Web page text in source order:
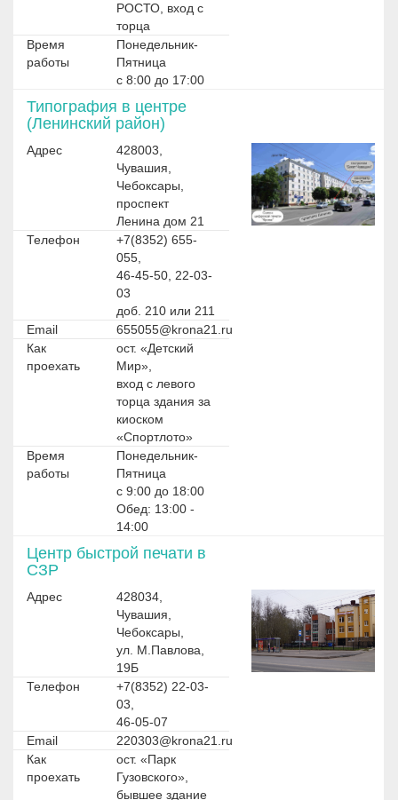
РОСТО, вход с
торца
Время
работы
Понедельник-
Пятница
с 8:00 до 17:00
Типография в центре
(Ленинский район)
Адрес
428003,
Чувашия,
Чебоксары,
проспект
Ленина дом 21
Телефон
+7(8352) 655-
055,
46-45-50, 22-03-
03
доб. 210 или 211
Email
655055@krona21.ru
Как
проехать
ост. «Детский
Мир»,
вход с левого
торца здания за
киоском
«Спортлото»
Время
работы
Понедельник-
Пятница
с 9:00 до 18:00
Обед: 13:00 -
14:00
Центр быстрой печати в
СЗР
Адрес
428034,
Чувашия,
Чебоксары,
ул. М.Павлова,
19Б
Телефон
+7(8352) 22-03-
03,
46-05-07
Email
220303@krona21.ru
Как
проехать
ост. «Парк
Гузовского»,
бывшее здание